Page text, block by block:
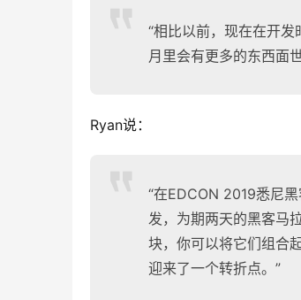
“相比以前，现在在开
月里会有更多的东西面
Ryan说：
“在EDCON 2019悉尼
发，为期两天的黑客马
块，你可以将它们组合
迎来了一个转折点。”